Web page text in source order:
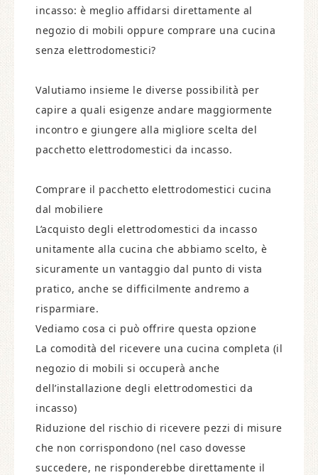
incasso: è meglio affidarsi direttamente al
negozio di mobili oppure comprare una cucina
senza elettrodomestici?
Valutiamo insieme le diverse possibilità per
capire a quali esigenze andare maggiormente
incontro e giungere alla migliore scelta del
pacchetto elettrodomestici da incasso.
Comprare il pacchetto elettrodomestici cucina
dal mobiliere
L’acquisto degli elettrodomestici da incasso
unitamente alla cucina che abbiamo scelto, è
sicuramente un vantaggio dal punto di vista
pratico, anche se difficilmente andremo a
risparmiare.
Vediamo cosa ci può offrire questa opzione
La comodità del ricevere una cucina completa (il
negozio di mobili si occuperà anche
dell’installazione degli elettrodomestici da
incasso)
Riduzione del rischio di ricevere pezzi di misure
che non corrispondono (nel caso dovesse
succedere, ne risponderebbe direttamente il